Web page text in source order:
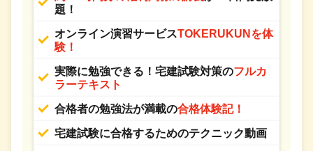
題！
オンライン演習サービスTOKERUKUNを体
験！
実際に勉強できる！宅建試験対策のフルカ
ラーテキスト
合格者の勉強法が満載の合格体験記！
宅建試験に合格するためのテクニック動画